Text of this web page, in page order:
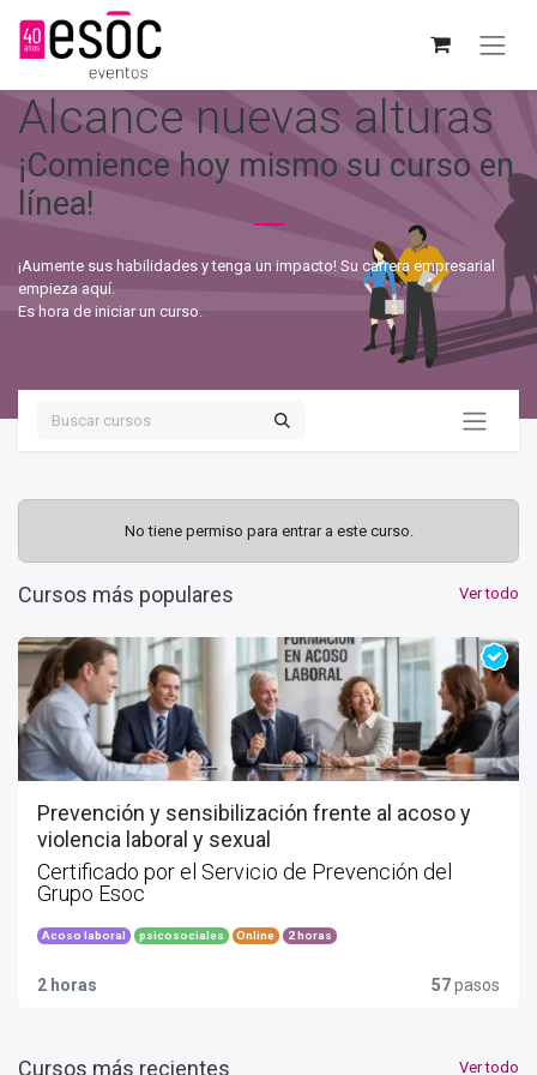
Alcance nuevas alturas
¡Comience hoy mismo su curso en
línea!
¡Aumente sus habilidades y tenga un impacto! Su carrera empresarial
empieza aquí.
Es hora de iniciar un curso.
No tiene permiso para entrar a este curso.
Ver todo
Cursos más populares
Prevención y sensibilización frente al acoso y
violencia laboral y sexual
Certificado por el Servicio de Prevención del
Grupo Esoc
Acoso laboral psicosociales Online 2 horas
2 horas 57pasos
Ver todo
Cursos más recientes